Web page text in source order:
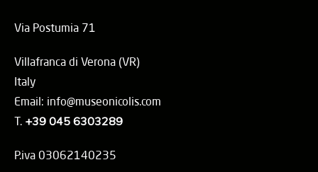
Via Postumia 71
Villafranca di Verona (VR)
Italy
Email: info@museonicolis.com
T. +39 045 6303289
P.iva 03062140235